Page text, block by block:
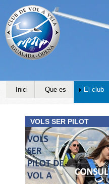
Inici Que es El club
VOLS SER PILOT